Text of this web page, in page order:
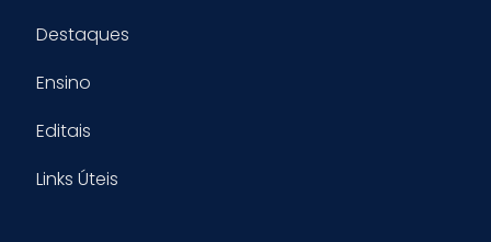
Destaques
Ensino
Editais
Links Úteis